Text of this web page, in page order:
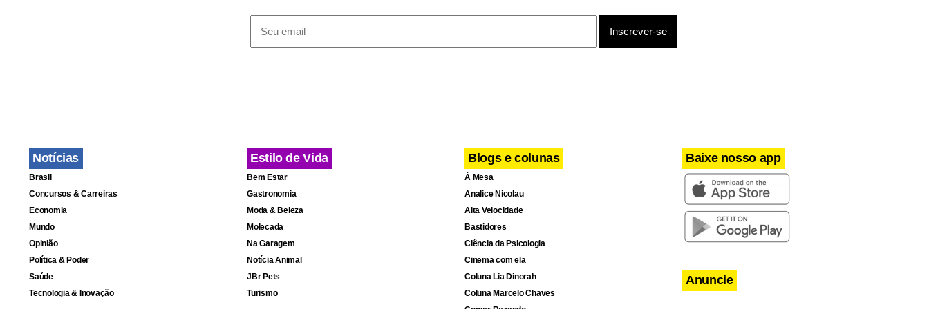
Sobre as avaliações de FHC em relação ao PSDB, Lembo não fez comentários. O
governador, do PFL, disse que esse é um assunto partidário e que não faz parte do
cartão da raspadinha.
Notícias
Brasil
Concursos & Carreiras
Economia
Mundo
Opinião
Política & Poder
Saúde
Tecnologia & Inovação
Estilo de Vida
Bem Estar
Gastronomia
Moda & Beleza
Molecada
Na Garagem
Notícia Animal
JBr Pets
Turismo
Blogs e colunas
À Mesa
Analice Nicolau
Alta Velocidade
Bastidores
Ciência da Psicologia
Cinema com ela
Coluna Lia Dinorah
Coluna Marcelo Chaves
Baixe nosso app
Anuncie